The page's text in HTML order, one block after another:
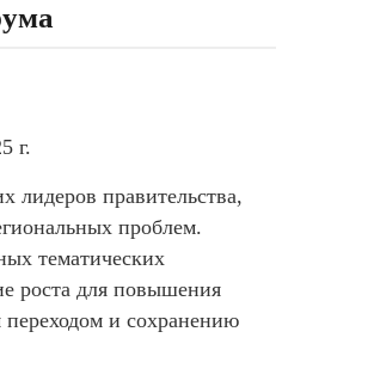
г.
лидеров правительства,
проблем.
тематических
роста для повышения
и сохранению